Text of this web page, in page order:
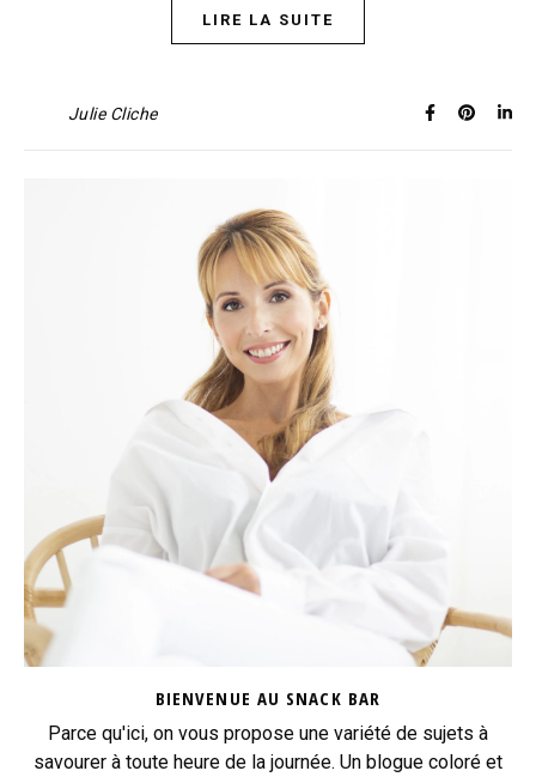
LIRE LA SUITE
Julie Cliche
BIENVENUE AU SNACK BAR
Parce qu'ici, on vous propose une variété de sujets à
savourer à toute heure de la journée. Un blogue coloré et